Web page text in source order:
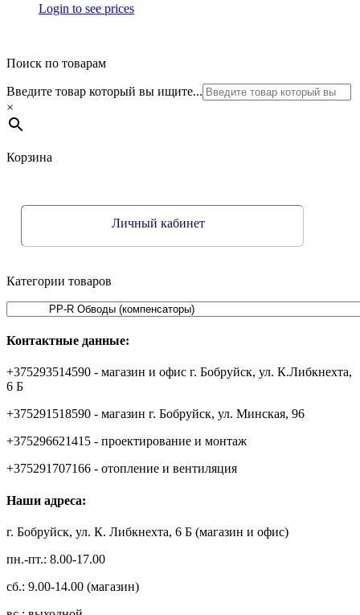
Login to see prices
Поиск по товарам
Введите товар который вы ищите...
×
Корзина
Личный кабинет
Категории товаров
Контактные данные:
+375293514590 - магазин и офис г. Бобруйск, ул. К.Либкнехта,
6 Б
+375291518590 - магазин г. Бобруйск, ул. Минская, 96
+375296621415 - проектирование и монтаж
+375291707166 - отопление и вентиляция
Наши адреса:
г. Бобруйск, ул. К. Либкнехта, 6 Б (магазин и офис)
пн.-пт.: 8.00-17.00
сб.: 9.00-14.00 (магазин)